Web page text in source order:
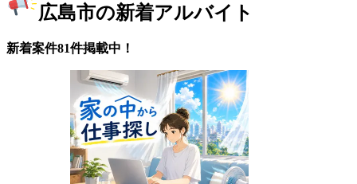
広島市の新着アルバイト
新着案件81件掲載中！